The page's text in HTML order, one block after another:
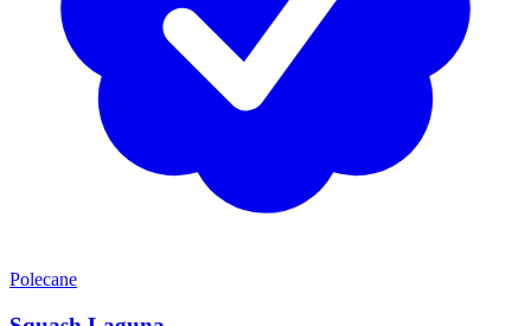
Polecane